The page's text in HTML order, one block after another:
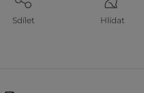
Sdílet Hlídat